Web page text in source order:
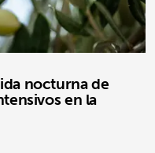
nocturna de
en la